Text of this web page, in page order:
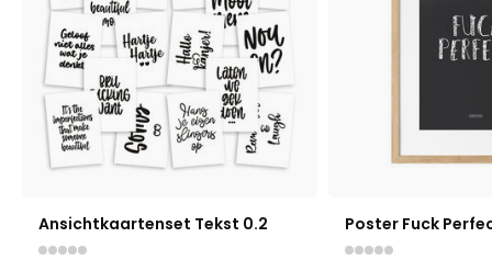
Ansichtkaartenset Tekst 0.2 Poster Fuck